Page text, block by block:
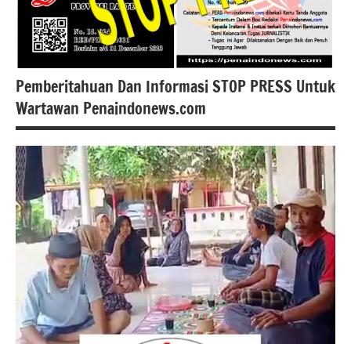
Pemberitahuan Dan Informasi STOP PRESS Untuk
Wartawan Penaindonews.com
#berita
kabupaten
Tangerang
#berita
Pandeglang
berita
banten
Berita